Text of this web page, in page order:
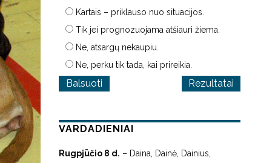
Kartais – priklauso nuo situacijos.
Tik jei prognozuojama atšiauri žiema.
Ne, atsargų nekaupiu.
Ne, perku tik tada, kai prireikia.
Rezultatai
VARDADIENIAI
Rugpjūčio 8 d. – Daina, Dainė, Dainius,